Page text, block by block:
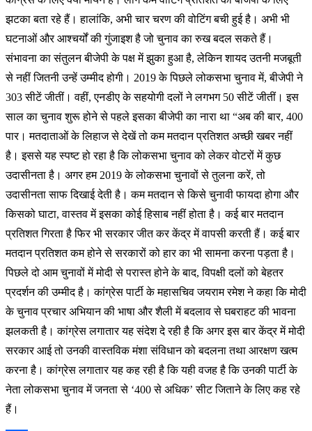
झटका बता रहे हैं। हालांकि, अभी चार चरण की वोटिंग बची हुई है। अभी भी
घटनाओं और आश्चर्यों की गुंजाइश है जो चुनाव का रुख बदल सकते हैं।
संभावना का संतुलन बीजेपी के पक्ष में झुका हुआ है, लेकिन शायद उतनी मजबूती
से नहीं जितनी उन्हें उम्मीद होगी। 2019 के पिछले लोकसभा चुनाव में, बीजेपी ने
303 सीटें जीतीं। वहीं, एनडीए के सहयोगी दलों ने लगभग 50 सीटें जीतीं। इस
साल का चुनाव शुरू होने से पहले इसका बीजेपी का नारा था “अब की बार, 400
पार। मतदाताओं के लिहाज से देखें तो कम मतदान प्रतिशत अच्छी खबर नहीं
है। इससे यह स्पष्ट हो रहा है कि लोकसभा चुनाव को लेकर वोटरों में कुछ
उदासीनता है। अगर हम 2019 के लोकसभा चुनावों से तुलना करें, तो
उदासीनता साफ दिखाई देती है। कम मतदान से किसे चुनावी फायदा होगा और
किसको घाटा, वास्तव में इसका कोई हिसाब नहीं होता है। कई बार मतदान
प्रतिशत गिरता है फिर भी सरकार जीत कर केंद्र में वापसी करती हैं। कई बार
मतदान प्रतिशत कम होने से सरकारों को हार का भी सामना करना पड़ता है।
पिछले दो आम चुनावों में मोदी से परास्त होने के बाद, विपक्षी दलों को बेहतर
प्रदर्शन की उम्मीद है। कांग्रेस पार्टी के महासचिव जयराम रमेश ने कहा कि मोदी
के चुनाव प्रचार अभियान की भाषा और शैली में बदलाव से घबराहट की भावना
झलकती है। कांग्रेस लगातार यह संदेश दे रही है कि अगर इस बार केंद्र में मोदी
सरकार आई तो उनकी वास्तविक मंशा संविधान को बदलना तथा आरक्षण खत्म
करना है। कांग्रेस लगातार यह कह रही है कि यही वजह है कि उनकी पार्टी के
नेता लोकसभा चुनाव में जनता से ‘400 से अधिक’ सीट जिताने के लिए कह रहे
हैं।